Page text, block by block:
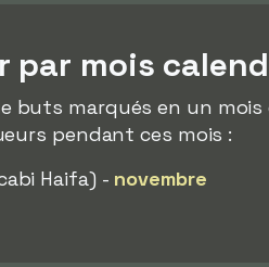
par mois
buts marqués en un
pendant ces mois :
Haifa) - novembre